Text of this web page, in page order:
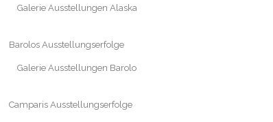
Galerie Ausstellungen Alaska
Barolos Ausstellungserfolge
Galerie Ausstellungen Barolo
Camparis Ausstellungserfolge